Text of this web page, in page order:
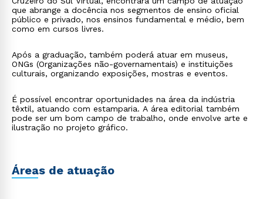
que abrange a docência nos segmentos de ensino oficial
público e privado, nos ensinos fundamental e médio, bem
como em cursos livres.
Após a graduação, também poderá atuar em museus,
ONGs (Organizações não-governamentais) e instituições
culturais, organizando exposições, mostras e eventos.
É possível encontrar oportunidades na área da indústria
têxtil, atuando com estamparia. A área editorial também
pode ser um bom campo de trabalho, onde envolve arte e
ilustração no projeto gráfico.
Áreas de atuação